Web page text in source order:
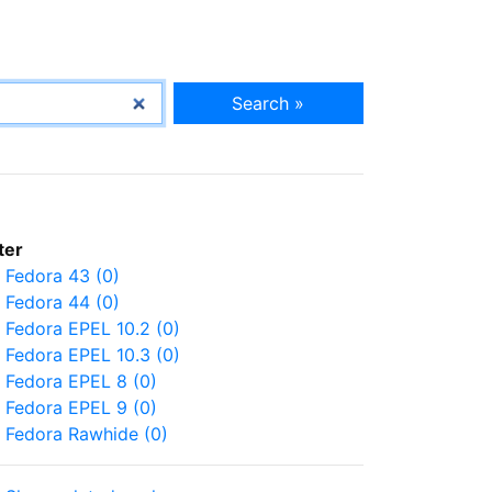
Search »
Fedora 43 (0)
Fedora 44 (0)
Fedora EPEL 10.2 (0)
Fedora EPEL 10.3 (0)
Fedora EPEL 8 (0)
Fedora EPEL 9 (0)
Fedora Rawhide (0)